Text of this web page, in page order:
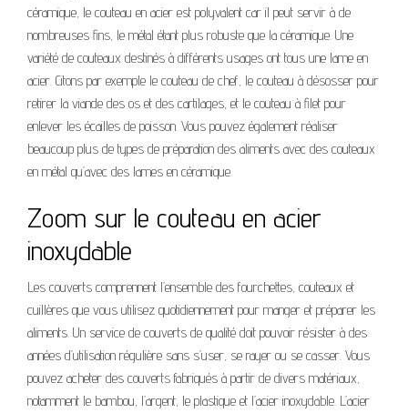
céramique, le couteau en acier est polyvalent car il peut servir à de
nombreuses fins, le métal étant plus robuste que la céramique. Une
variété de couteaux destinés à différents usages ont tous une lame en
acier. Citons par exemple le couteau de chef, le couteau à désosser pour
retirer la viande des os et des cartilages, et le couteau à filet pour
enlever les écailles de poisson. Vous pouvez également réaliser
beaucoup plus de types de préparation des aliments avec des couteaux
en métal qu’avec des lames en céramique.
Zoom sur le couteau en acier
inoxydable
Les couverts comprennent l’ensemble des fourchettes, couteaux et
cuillères que vous utilisez quotidiennement pour manger et préparer les
aliments. Un service de couverts de qualité doit pouvoir résister à des
années d’utilisation régulière sans s’user, se rayer ou se casser. Vous
pouvez acheter des couverts fabriqués à partir de divers matériaux,
notamment le bambou, l’argent, le plastique et l’acier inoxydable. L’acier